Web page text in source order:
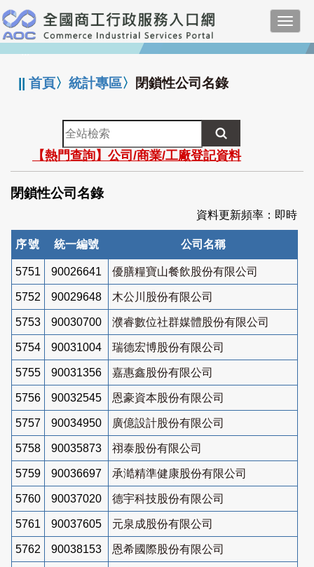
跳
到
主
要
:::
||首頁〉統計專區〉 閉鎖性公司名錄
全
站
檢
索
【熱門查詢】公司/商業/工廠登記資料
閉鎖性公司名錄
資料更新頻率：即時
序號 統一編號 公司名稱
5751 90026641 優膳糧寶山餐飲股份有限公司
5752 90029648 木公川股份有限公司
5753 90030700 濮睿數位社群媒體股份有限公司
5754 90031004 瑞德宏博股份有限公司
5755 90031356 嘉惠鑫股份有限公司
5756 90032545 恩豪資本股份有限公司
5757 90034950 廣億設計股份有限公司
5758 90035873 祤泰股份有限公司
5759 90036697 承澔精準健康股份有限公司
5760 90037020 德宇科技股份有限公司
5761 90037605 元泉成股份有限公司
5762 90038153 恩希國際股份有限公司